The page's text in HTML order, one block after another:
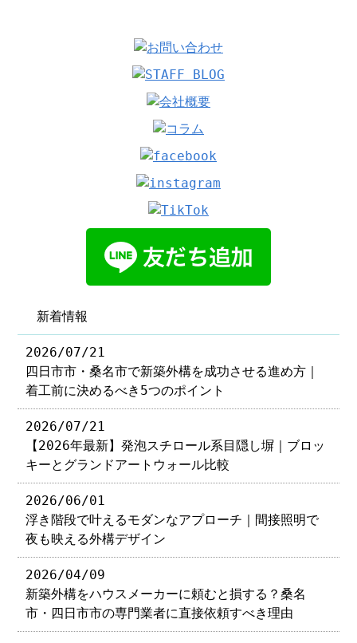
新着情報
2026/07/21
四日市市・桑名市で新築外構を成功させる進め方｜
着工前に決めるべき5つのポイント
2026/07/21
【2026年最新】発泡スチロール系目隠し塀｜ブロッ
キーとグランドアートウォール比較
2026/06/01
浮き階段で叶えるモダンなアプローチ｜間接照明で
夜も映える外構デザイン
2026/04/09
新築外構をハウスメーカーに頼むと損する？桑名
市・四日市市の専門業者に直接依頼すべき理由